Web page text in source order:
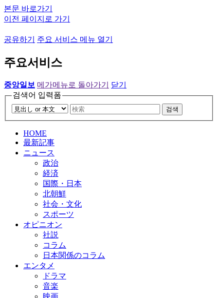
본문 바로가기
이전 페이지로 가기
공유하기 주요 서비스 메뉴 열기
주요서비스
중앙일보 메가메뉴로 돌아가기
닫기
검색어 입력폼
검색
HOME
最新記事
ニュース
政治
経済
国際・日本
北朝鮮
社会・文化
スポーツ
オピニオン
社説
コラム
日本関係のコラム
エンタメ
ドラマ
音楽
映画